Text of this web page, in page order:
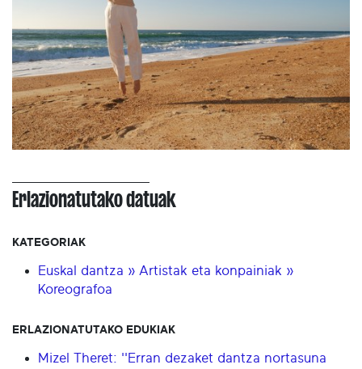
Erlazionatutako datuak
KATEGORIAK
Euskal dantza » Artistak eta konpainiak »
Koreografoa
ERLAZIONATUTAKO EDUKIAK
Mizel Theret: ''Erran dezaket dantza nortasuna